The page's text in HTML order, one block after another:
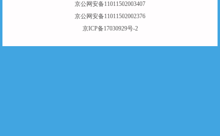
京公网安备11011502003407
京公网安备11011502002376
京ICP备17030929号-2